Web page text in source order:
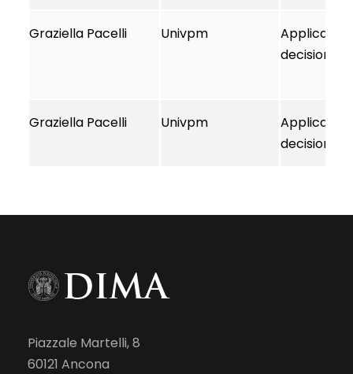
Graziella Pacelli Univpm
decisioni
Graziella Pacelli Univpm
decisioni
Piazzale Martelli, 8
60121 Ancona